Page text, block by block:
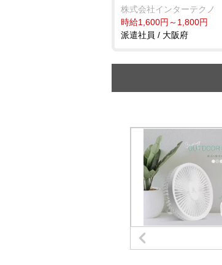
株式会社インターテクノ
時給1,600円～1,800円
派遣社員 / 大阪府